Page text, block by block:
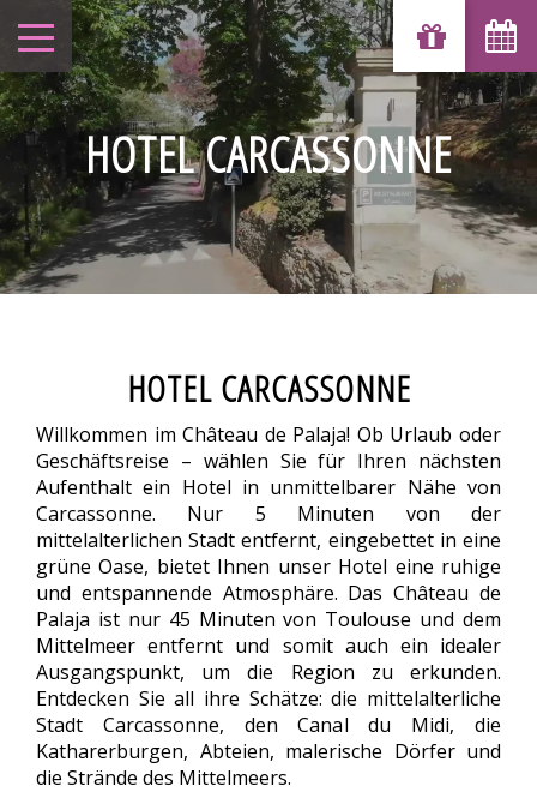
HOTEL CARCASSONNE
HOTEL CARCASSONNE
Willkommen im Château de Palaja! Ob Urlaub oder
Geschäftsreise – wählen Sie für Ihren nächsten
Aufenthalt ein Hotel in unmittelbarer Nähe von
Carcassonne. Nur 5 Minuten von der
mittelalterlichen Stadt entfernt, eingebettet in eine
grüne Oase, bietet Ihnen unser Hotel eine ruhige
und entspannende Atmosphäre. Das Château de
Palaja ist nur 45 Minuten von Toulouse und dem
Mittelmeer entfernt und somit auch ein idealer
Ausgangspunkt, um die Region zu erkunden.
Entdecken Sie all ihre Schätze: die mittelalterliche
Stadt Carcassonne, den Canal du Midi, die
Katharerburgen, Abteien, malerische Dörfer und
die Strände des Mittelmeers.